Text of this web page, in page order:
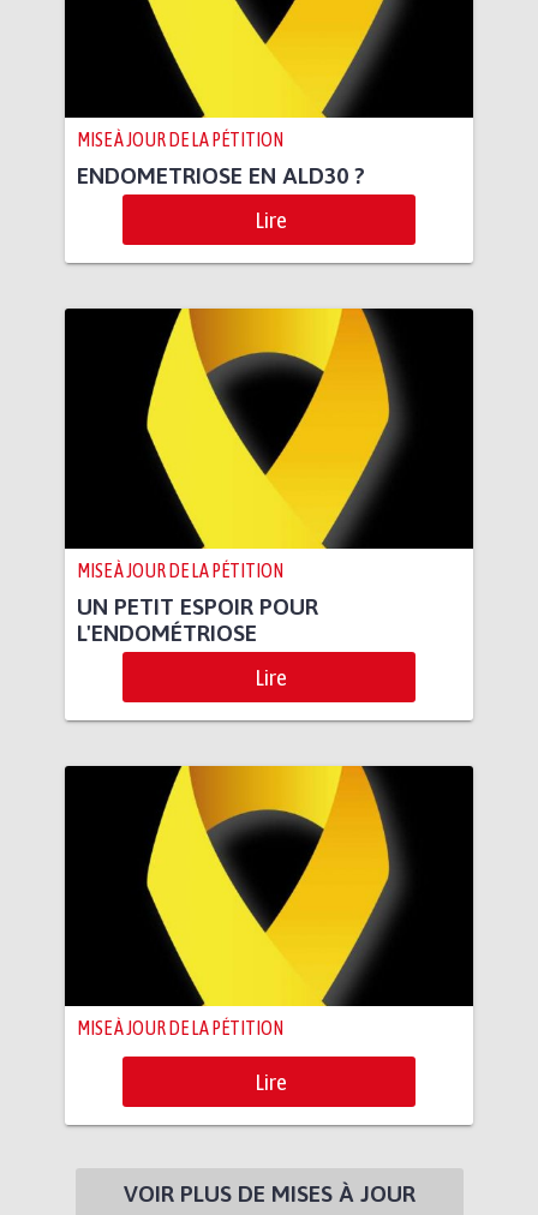
MISE À JOUR DE LA PÉTITION
ENDOMETRIOSE EN ALD30 ?
Lire
MISE À JOUR DE LA PÉTITION
UN PETIT ESPOIR POUR
L'ENDOMÉTRIOSE
Lire
MISE À JOUR DE LA PÉTITION
Lire
VOIR PLUS DE MISES À JOUR